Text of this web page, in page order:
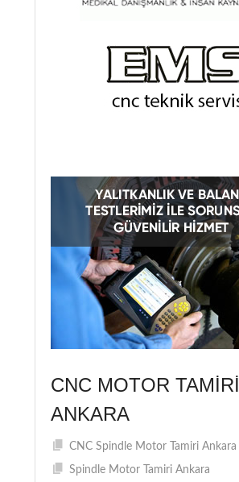
CNC MOTOR TAMIRI
ANKARA
CNC Spindle Motor Tamiri Ankara
Spindle Motor Tamiri Ankara